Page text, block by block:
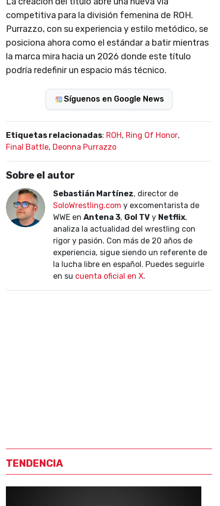
competitiva para la división femenina de ROH.
Purrazzo, con su experiencia y estilo metódico, se
posiciona ahora como el estándar a batir mientras
la marca mira hacia un 2026 donde este título
podría redefinir un espacio más técnico.
Síguenos en Google News
Etiquetas relacionadas: ROH , Ring Of Honor,
Final Battle, Deonna Purrazzo
Sobre el autor
Sebastián Martínez, director de
SoloWrestling.com y excomentarista de
WWE en Antena 3, Gol TV y Netflix,
analiza la actualidad del wrestling con
rigor y pasión. Con más de 20 años de
experiencia, sigue siendo un referente de
la lucha libre en español. Puedes seguirle
en su cuenta oficial en X.
TENDENCIA